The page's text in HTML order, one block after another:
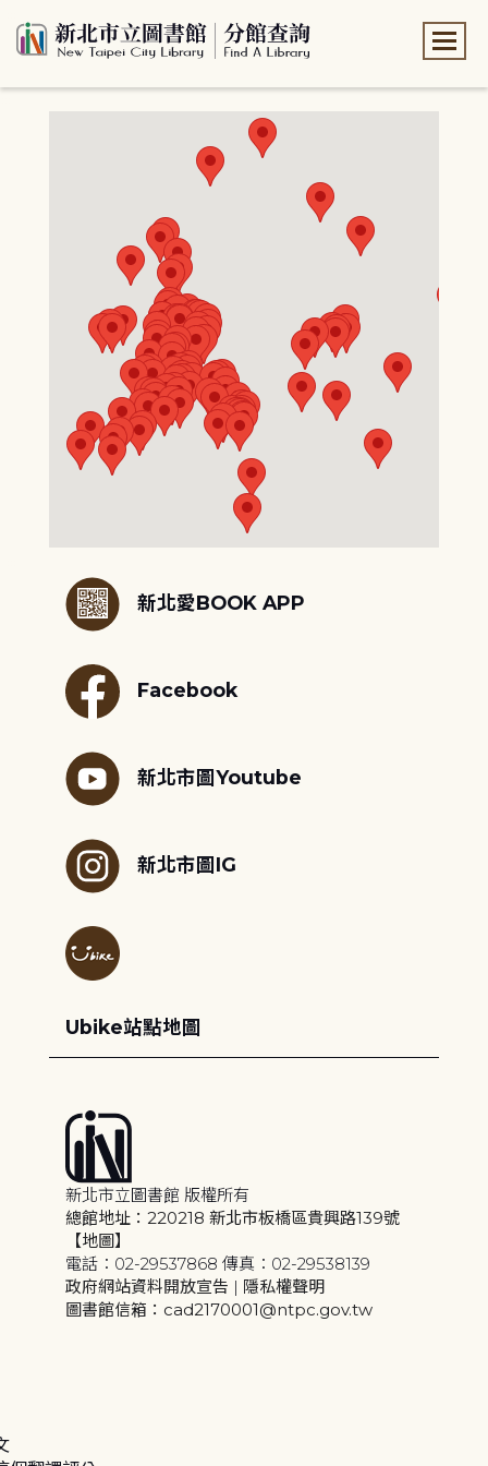
新北愛BOOK APP
Facebook
新北市圖Youtube
新北市圖IG
Ubike站點地圖
新北市立圖書館 版權所有
總館地址：220218 新北市板橋區貴興路139號
【地圖】
電話：02-29537868 傳真：02-29538139
政府網站資料開放宣告 | 隱私權聲明
圖書館信箱：cad2170001@ntpc.gov.tw